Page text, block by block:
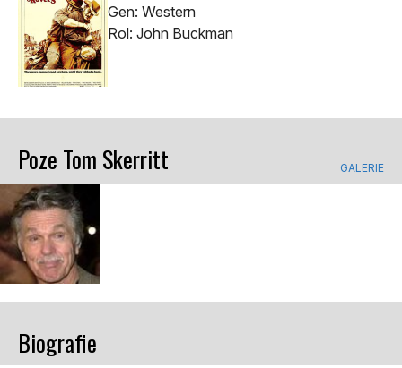
Gen: Western
Rol: John Buckman
Poze Tom Skerritt GALERIE
Biografie